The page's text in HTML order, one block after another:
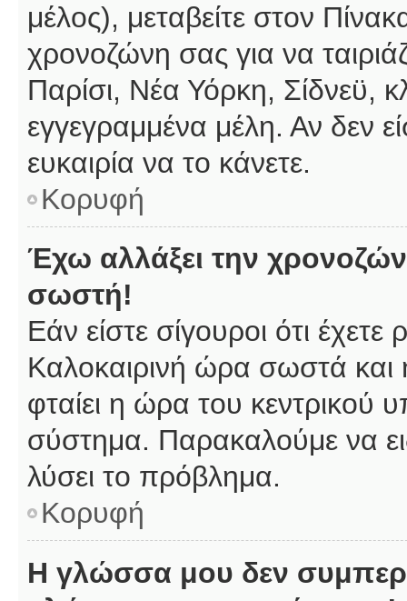
μέλος), μεταβείτε στον
χρονοζώνη σας για να
Παρίσι, Νέα Υόρκη, Σίδνεϋ,
εγγεγραμμένα μέλη. Αν δεν
ευκαιρία να το κάνετε.
Κορυφή
Έχω αλλάξει την
σωστή!
Εάν είστε σίγουροι ότι
Καλοκαιρινή ώρα σωστά και
φταίει η ώρα του κεντρικού
σύστημα. Παρακαλούμε να
λύσει το πρόβλημα.
Κορυφή
Η γλώσσα μου δεν